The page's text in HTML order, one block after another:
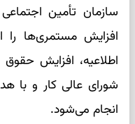
سازمان تأمین
افزایش مستمری‌ها
اطلاعیه، افزایش
شورای عالی کار و با
انجام می‌شود.